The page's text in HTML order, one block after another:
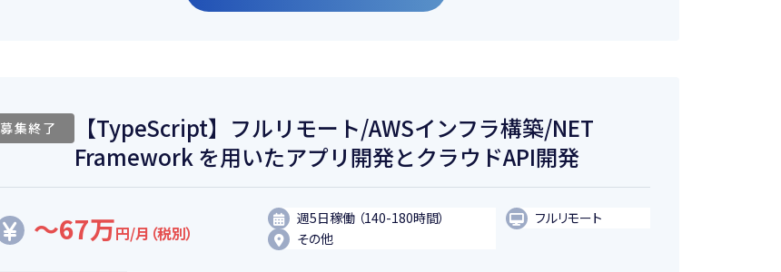
募集終了
【TypeScript】フルリモート/AWSインフラ構築/NET
Framework を用いたアプリ開発とクラウドAPI開発
～67万円/月（税別）
週5日稼働 （140-180時間）
フルリモート
その他